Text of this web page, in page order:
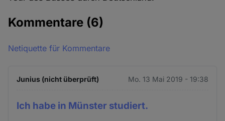
Kommentare (6)
Netiquette für Kommentare
Junius (nicht überprüft) Mo. 13 Mai 2019 - 19:38
Ich habe in Münster studiert.